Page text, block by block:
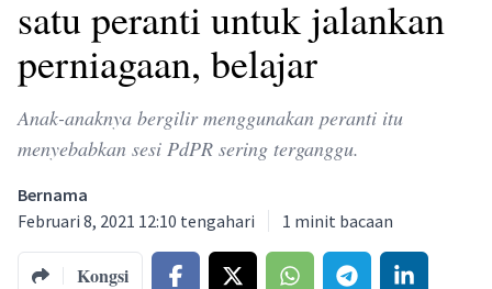
satu peranti untuk jalankan
perniagaan, belajar
Anak-anaknya bergilir menggunakan peranti itu
menyebabkan sesi PdPR sering terganggu.
Bernama
Februari 8, 2021 12:10 tengahari
1 minit bacaan
Kongsi